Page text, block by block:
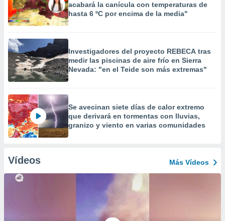
acabará la canícula con temperaturas de
hasta 6 ºC por encima de la media"
Investigadores del proyecto REBECA tras
medir las piscinas de aire frío en Sierra
Nevada: "en el Teide son más extremas"
Se avecinan siete días de calor extremo
que derivará en tormentas con lluvias,
granizo y viento en varias comunidades
Vídeos Más Vídeos